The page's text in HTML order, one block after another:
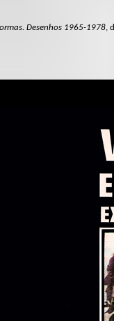
Desenhos 1965-1978,